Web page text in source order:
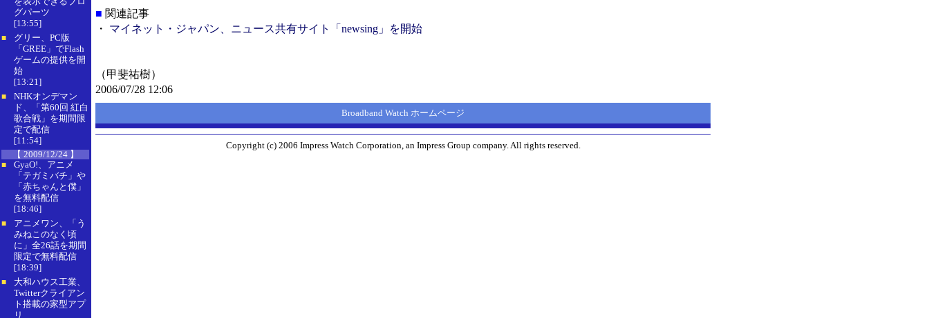
グパーツ
[13:55]
■
グリー、PC版
「GREE」でFlash
ゲームの提供を開
始
[13:21]
■
NHKオンデマン
ド、「第60回 紅白
歌合戦」を期間限
定で配信
[11:54]
【 2009/12/24 】
■
GyaO!、アニメ
「テガミバチ」や
「赤ちゃんと僕」
を無料配信
[18:46]
■
アニメワン、「う
みねこのなく頃
に」全26話を期間
限定で無料配信
[18:39]
■
大和ハウス工業、
Twitterクライアン
ト搭載の家型アプ
リ
■ 関連記事
・ マイネット・ジャパン、ニュース共有サイト「newsing」を開始
（甲斐祐樹）
2006/07/28 12:06
Broadband Watch ホームページ
Copyright (c) 2006 Impress Watch Corporation, an Impress Group company. All rights reserved.